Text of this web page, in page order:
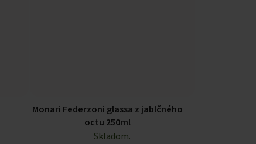
Monari Federzoni glassa z jablčného
octu 250ml
Skladom.